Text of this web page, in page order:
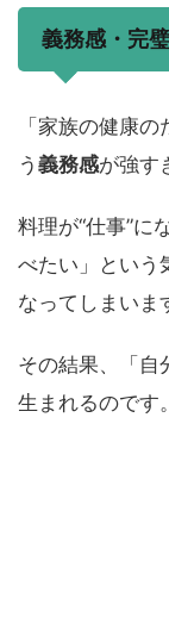
義務感・完
「家族の健康
う 義務感が強す
料理が“仕事”に
べたい」という
なってしまいま
その結果、「自
生まれるのです。